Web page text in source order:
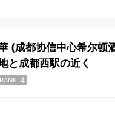
(成都协信中心希尔顿
と成都西駅の近く
RANK 4